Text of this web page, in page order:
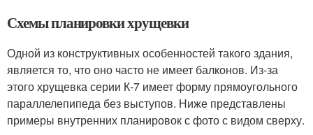
Схемы планировки хрущевки
Одной из конструктивных особенностей такого здания,
является то, что оно часто не имеет балконов. Из-за
этого хрущевка серии К-7 имеет форму прямоугольного
параллелепипеда без выступов. Ниже представлены
примеры внутренних планировок с фото с видом сверху.